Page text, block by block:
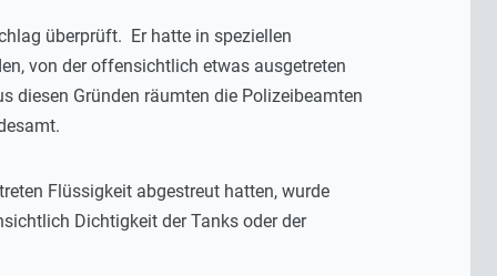
überprüft. Er hatte in speziellen
von der offensichtlich etwas ausgetreten
diesen Gründen räumten die Polizeibeamten
Flüssigkeit abgestreut hatten, wurde
Dichtigkeit der Tanks oder der